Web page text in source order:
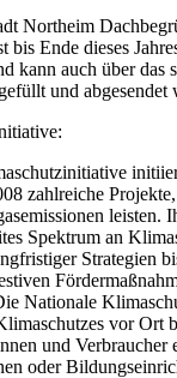
Northeim
bis Ende dieses
kann auch über das
und abgesendet
zahlreiche
leisten.
Spektrum an
Strategien
Nationale
vor Ort
und Verbraucher
oder